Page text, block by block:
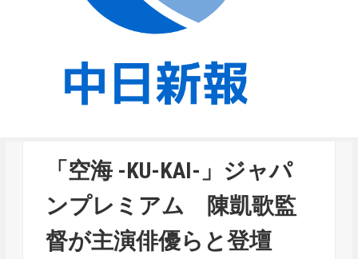
「空海 -KU-KAI-」ジャパ
ンプレミアム 陳凱歌監
督が主演俳優らと登壇